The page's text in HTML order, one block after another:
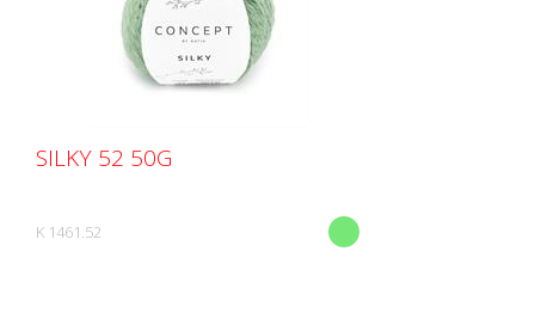
SILKY 52 50G
K 1461.52